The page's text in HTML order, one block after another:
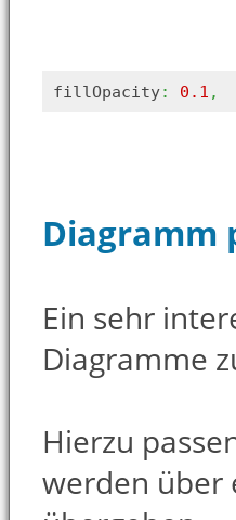
fillOpacity: 0.1 ,
Diagramm
Ein sehr
Diagramme
Hierzu
werden über